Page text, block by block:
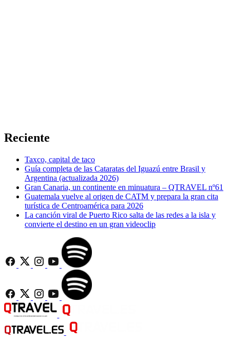
Reciente
Taxco, capital de taco
Guía completa de las Cataratas del Iguazú entre Brasil y
Argentina (actualizada 2026)
Gran Canaria, un continente en minuatura – QTRAVEL nº61
Guatemala vuelve al origen de CATM y prepara la gran cita
turística de Centroamérica para 2026
La canción viral de Puerto Rico salta de las redes a la isla y
convierte el destino en un gran videoclip